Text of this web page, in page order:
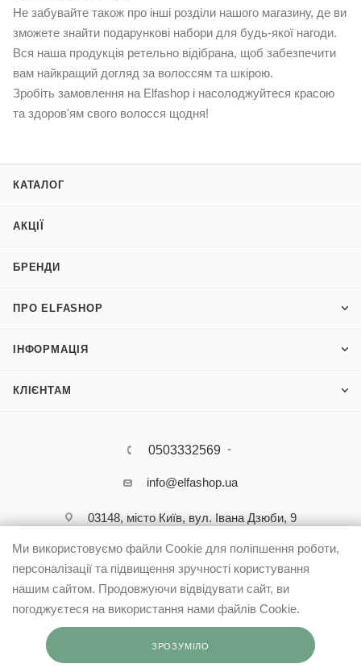
Не забувайте також про інші розділи нашого магазину, де ви
зможете знайти подарункові набори для будь-якої нагоди.
Вся наша продукція ретельно відібрана, щоб забезпечити
вам найкращий догляд за волоссям та шкірою.
Зробіть замовлення на Elfashop і насолоджуйтеся красою
та здоров'ям свого волосся щодня!
КАТАЛОГ
АКЦІЇ
БРЕНДИ
ПРО ELFASHOP
ІНФОРМАЦІЯ
КЛІЄНТАМ
0503332569
info@elfashop.ua
03148, місто Київ, вул. Івана Дзюби, 9
Ми використовуємо файли Cookie для поліпшення роботи,
персоналізації та підвищення зручності користування
нашим сайтом. Продовжуючи відвідувати сайт, ви
погоджуєтеся на використання нами файлів Cookie.
ЗРОЗУМІЛО